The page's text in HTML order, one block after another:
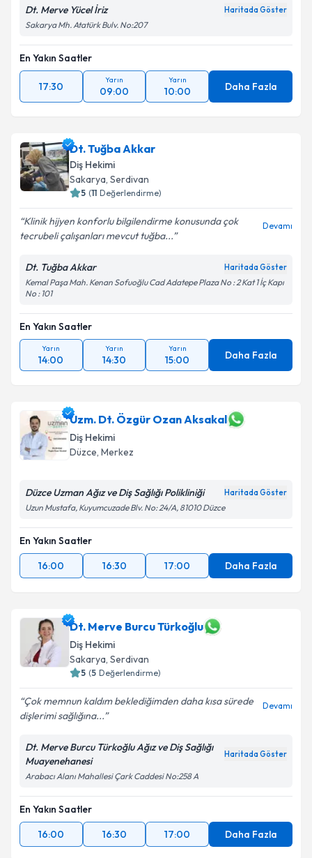
Dt. Merve Yücel İriz Haritada Göster
Sakarya Mh. Atatürk Bulv. No:207
En Yakın Saatler
17:30
Yarın
09:00
Yarın
10:00 Daha Fazla
Dt. Tuğba Akkar
Diş Hekimi
Sakarya, Serdivan
5 (11 Değerlendirme)
Klinik hijyen konforlu bilgilendirme konusunda çok
tecrubeli çalışanları mevcut tuğba...
Devamı
Dt. Tuğba Akkar Haritada Göster
Kemal Paşa Mah. Kenan Sofuoğlu Cad Adatepe Plaza No : 2 Kat 1 İç Kapı
No : 101
En Yakın Saatler
Yarın
14:00
Yarın
14:30
Yarın
15:00 Daha Fazla
Uzm. Dt. Özgür Ozan Aksakal
Diş Hekimi
Düzce, Merkez
Düzce Uzman Ağız ve Diş Sağlığı Polikliniği Haritada Göster
Uzun Mustafa, Kuyumcuzade Blv. No: 24/A, 81010 Düzce
En Yakın Saatler
16:00
16:30 17:00 Daha Fazla
Dt. Merve Burcu Türkoğlu
Diş Hekimi
Sakarya, Serdivan
5 (5 Değerlendirme)
Çok memnun kaldım beklediğimden daha kısa sürede
dişlerimi sağlığına...
Devamı
Dt. Merve Burcu Türkoğlu Ağız ve Diş Sağlığı
Muayenehanesi
Haritada Göster
Arabacı Alanı Mahallesi Çark Caddesi No:258 A
En Yakın Saatler
16:00
16:30 17:00 Daha Fazla